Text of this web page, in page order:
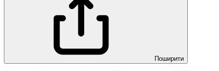
Поширити